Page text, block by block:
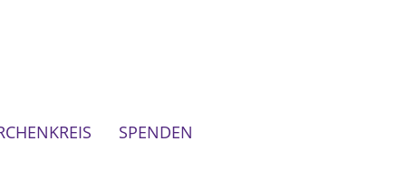
SPENDEN